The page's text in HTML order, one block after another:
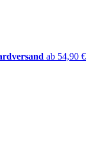
ab 54,90 €